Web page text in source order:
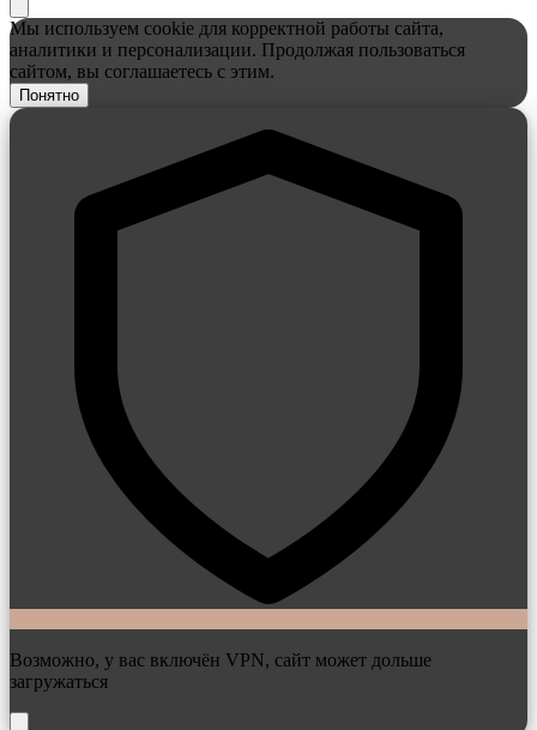
Мы используем cookie для корректной работы сайта,
аналитики и персонализации. Продолжая пользоваться
сайтом, вы соглашаетесь с этим.
Понятно
Возможно, у вас включён VPN, сайт может дольше
загружаться